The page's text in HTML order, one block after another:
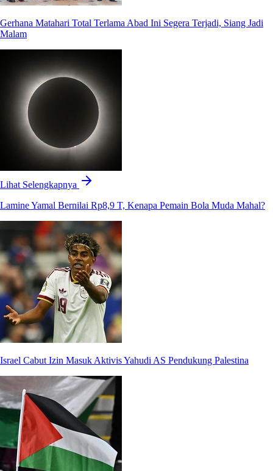
Gerhana Matahari Total Terlama Abad Ini Segera Terjadi, Siang Jadi
Malam
Lihat Selengkapnya
Lamine Yamal Bernilai Rp8,9 T, Kenapa Pemain Bola Muda Mahal?
Israel Cabut Izin Masuk Aktivis Yahudi AS Pendukung Palestina